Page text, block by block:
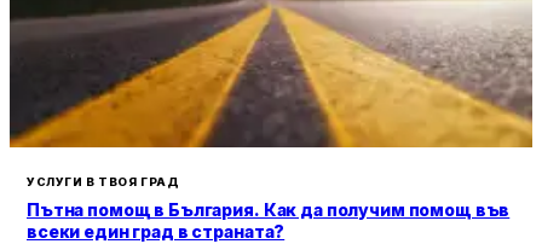
УСЛУГИ В ТВОЯ ГРАД
Пътна помощ в България. Как да получим помощ във
всеки един град в страната?